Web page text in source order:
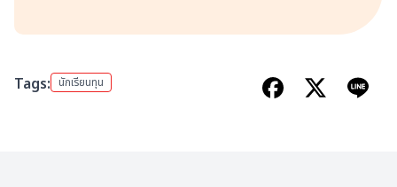
Tags: นักเรียนทุน